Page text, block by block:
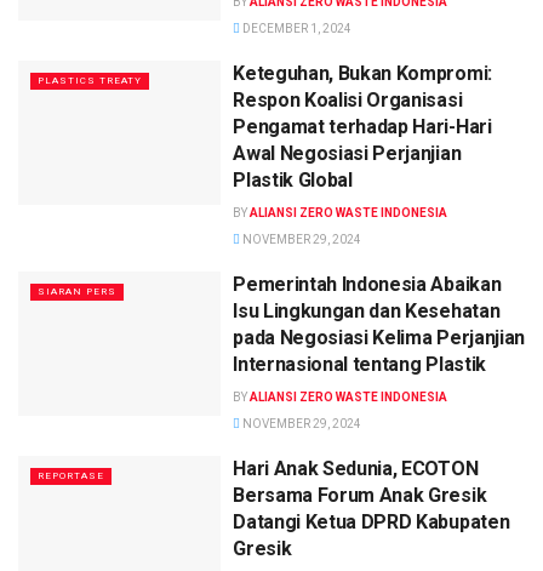
DECEMBER 1, 2024
PLASTICS TREATY
Keteguhan, Bukan Kompromi:
Respon Koalisi Organisasi
Pengamat terhadap Hari-Hari
Awal Negosiasi Perjanjian
Plastik Global
BYALIANSI ZERO WASTE INDONESIA
NOVEMBER 29, 2024
SIARAN PERS
Pemerintah Indonesia Abaikan
Isu Lingkungan dan Kesehatan
pada Negosiasi Kelima Perjanjian
Internasional tentang Plastik
BYALIANSI ZERO WASTE INDONESIA
NOVEMBER 29, 2024
REPORTASE
Hari Anak Sedunia, ECOTON
Bersama Forum Anak Gresik
Datangi Ketua DPRD Kabupaten
Gresik